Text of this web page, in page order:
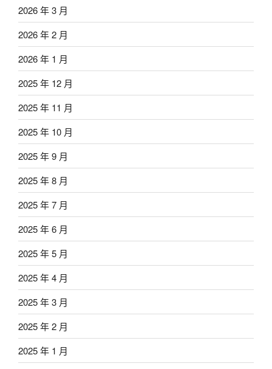
2026 年 3 月
2026 年 2 月
2026 年 1 月
2025 年 12 月
2025 年 11 月
2025 年 10 月
2025 年 9 月
2025 年 8 月
2025 年 7 月
2025 年 6 月
2025 年 5 月
2025 年 4 月
2025 年 3 月
2025 年 2 月
2025 年 1 月